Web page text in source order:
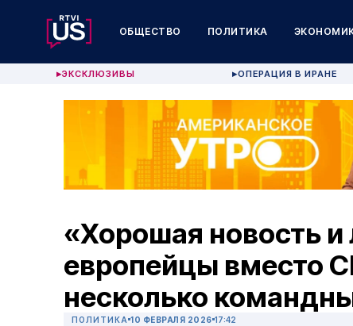
ОБЩЕСТВО ПОЛИТИКА
▶ЭКСКЛЮЗИВЫ ▶ОПЕРАЦИЯ В ИРАНЕ
«Хорошая новость
европейцы вместо
несколько
ПОЛИТИКА 10 ФЕВРАЛЯ 2026 17:42